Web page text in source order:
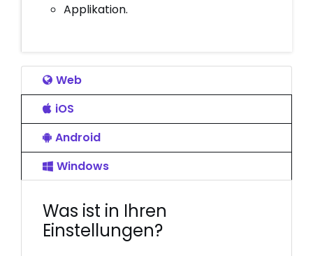
Applikation.
Web
iOS
Android
Windows
Was ist in Ihren
Einstellungen?